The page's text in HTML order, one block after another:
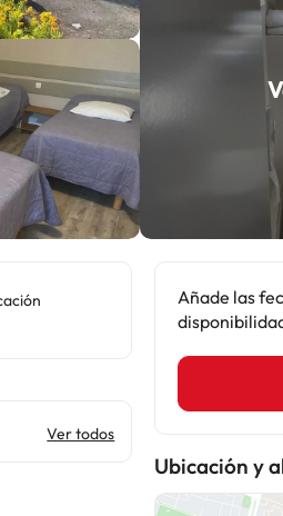
Ver todos
Añade las
Ubicación y